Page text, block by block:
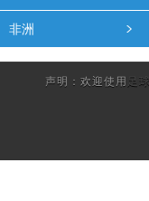
非洲
声明：欢迎使用 足